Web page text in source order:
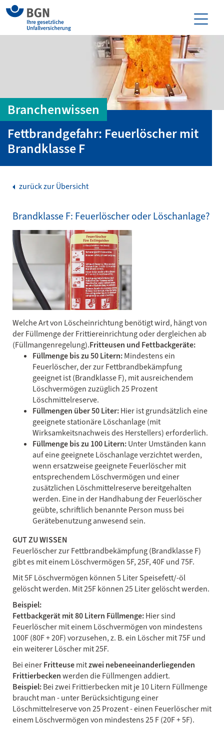
Branchenwissen
Fettbrandgefahr: Feuerlöscher mit
Brandklasse F
zurück zur Übersicht
Brandklasse F: Feuerlöscher oder Löschanlage?
Welche Art von Löscheinrichtung benötigt wird, hängt von
der Füllmenge der Frittiereinrichtung oder dergleichen ab
(Füllmangenregelung).Fritteusen und Fettbackgeräte:
Füllmenge bis zu 50 Litern:Mindestens ein
Feuerlöscher, der zur Fettbrandbekämpfung
geeignet ist (Brandklasse F), mit ausreichendem
Löschvermögen zuzüglich 25 Prozent
Löschmittelreserve.
Füllmengen über 50 Liter:Hier ist grundsätzlich eine
geeignete stationäre Löschanlage (mit
Wirksamkeitsnachweis des Herstellers) erforderlich.
Füllmenge bis zu 100 Litern:Unter Umständen kann
auf eine geeignete Löschanlage verzichtet werden,
wenn ersatzweise geeignete Feuerlöscher mit
entsprechendem Löschvermögen und einer
zusätzlichen Löschmittelreserve bereitgehalten
werden. Eine in der Handhabung der Feuerlöscher
geübte, schriftlich benannte Person muss bei
Gerätebenutzung anwesend sein.
GUT ZU WISSEN
Feuerlöscher zur Fettbrandbekämpfung (Brandklasse F)
gibt es mit einem Löschvermögen 5F, 25F, 40F und 75F.
Mit 5F Löschvermögen können 5 Liter Speisefett/-öl
gelöscht werden. Mit 25F können 25 Liter gelöscht werden.
Beispiel:
Fettbackgerät mit 80 Litern Füllmenge:Hier sind
Feuerlöscher mit einem Löschvermögen von mindestens
100F (80F + 20F) vorzusehen, z. B. ein Löscher mit 75F und
ein weiterer Löscher mit 25F.
Bei einerFritteusemitzwei nebeneeinanderliegenden
Frittierbeckenwerden die Füllmengen addiert.
Beispiel:Bei zwei Frittierbecken mit je 10 Litern Füllmenge
braucht man - unter Berücksichtigung einer
Löschmittelreserve von 25 Prozent - einen Feuerlöscher mit
einem Löschvermögen von mindestens 25 F (20F + 5F).